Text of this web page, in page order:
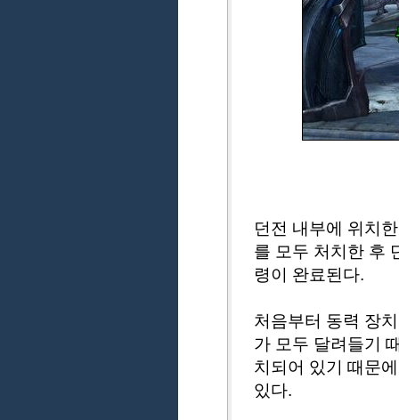
던전 내부에 위치
를 모두 처치한 후
령이 완료된다.
처음부터 동력 장
가 모두 달려들기
치되어 있기 때문
있다.